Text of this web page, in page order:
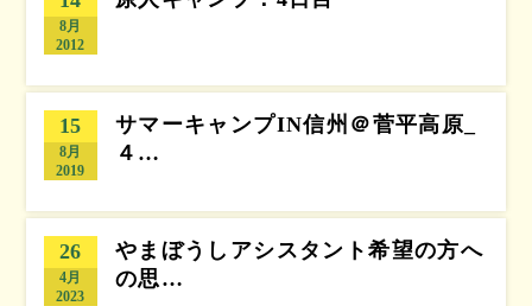
8月
2012
15
8月
2019
サマーキャンプIN信州＠菅平高原_
４…
26
4月
2023
やまぼうしアシスタント希望の方へ
の思…